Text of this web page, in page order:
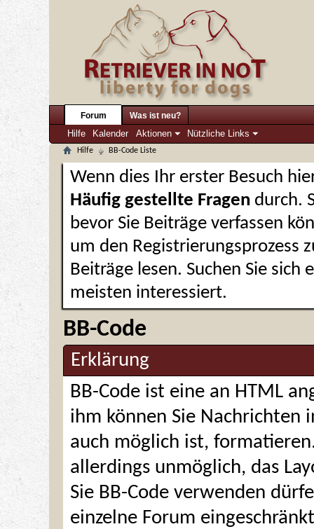
Forum
Hilfe Kalender Aktionen Nützliche Links
Was ist neu?
Hilfe BB-Code Liste
Wenn dies Ihr erster Besuch
Häufig gestellte Fragen durch.
bevor Sie Beiträge verfassen
um den Registrierungsprozess
Beiträge lesen. Suchen Sie sich
meisten interessiert.
BB-Code
Erklärung
BB-Code ist eine an HTML
ihm können Sie Nachrichten
auch möglich ist,
allerdings unmöglich, das
Sie BB-Code verwenden
einzelne Forum